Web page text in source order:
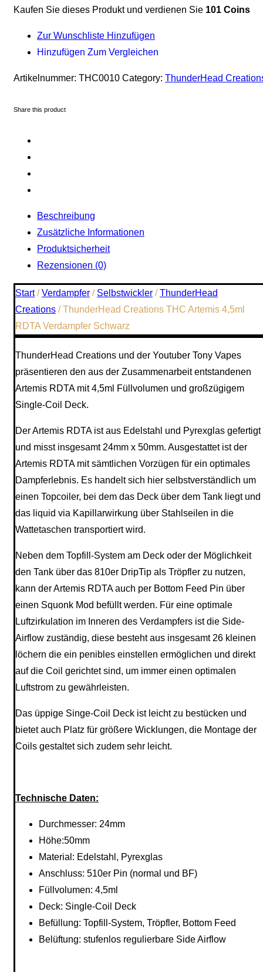
Kaufen Sie dieses Produkt und verdienen Sie 101 Coins
Zur Wunschliste Hinzufügen
Hinzufügen Zum Vergleichen
Artikelnummer: THC0010 Category: ThunderHead
Share this product
Beschreibung
Zusätzliche Informationen
Produktsicherheit
Rezensionen (0)
Start/Verdampfer / Selbstwickler /ThunderHead
Creations / ThunderHead Creations THC Artemis 4,5ml
RDTA Verdampfer Schwarz
ThunderHead Creations und der Youtuber Tony Vapes
präsentieren den aus der Zusammenarbeit entstandenen
Artemis RDTA mit 4,5ml Füllvolumen und großzügigem
Single-Coil Deck.
Der Artemis RDTA ist aus Edelstahl und Pyrexglas gefertigt
und misst insgesamt 24mm x 50mm. Ausgestattet ist der
Artemis RDTA mit sämtlichen Vorzügen für ein optimales
Dampferlebnis. Es handelt sich hier selbstverständlich um
einen Topcoiler, bei dem das Deck über dem Tank liegt und
das liquid via Kapillarwirkung über Stahlseilen in die
Wattetaschen transportiert wird.
Neben dem Topfill-System am Deck oder der Möglichkeit
den Tank über das 810er DripTip als Tröpfler zu nutzen,
kann der Artemis RDTA auch per Bottom Feed Pin über
einen Squonk Mod befüllt werden. Für eine optimale
Luftzirkulation im Inneren des Verdampfers ist die Side-
Airflow zuständig, diese besteht aus insgesamt 26 kleinen
löchern die ein penibles einstellen ermöglichen und direkt
auf die Coil gerichtet sind, um immer einen optimalen
Luftstrom zu gewährleisten.
Das üppige Singe-Coil Deck ist leicht zu bestücken und
bietet auch Platz für größere Wicklungen, die Montage der
Coils gestaltet sich zudem sehr leicht.
Technische Daten:
Durchmesser: 24mm
Höhe:50mm
Material: Edelstahl, Pyrexglas
Anschluss: 510er Pin (normal und BF)
Füllvolumen: 4,5ml
Deck: Single-Coil Deck
Befüllung: Topfill-System, Tröpfler, Bottom Feed
Belüftung: stufenlos regulierbare Side Airflow